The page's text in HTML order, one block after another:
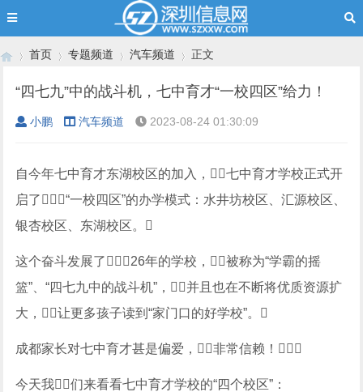
›
首页
›
专题频道
›
汽车频道
›
正文
“四七九”中的战斗机，七中育才“一校四区”给力！
小鹏 汽车频道 2023-08-24 01:30:09
自今年七中育才东湖校区的加入，七中育才学校正式开
启了“一校四区”的办学模式：水井坊校区、汇源校区、
银杏校区、东湖校区。
这个奋斗发展了26年的学校，被称为“学霸的摇
篮”、“四七九中的战斗机”，并且也在不断将优质资源扩
大，让更多孩子读到“家门口的好学校”。
成都家长对七中育才甚是偏爱，非常信赖！
今天我们来看看七中育才学校的“四个校区”：